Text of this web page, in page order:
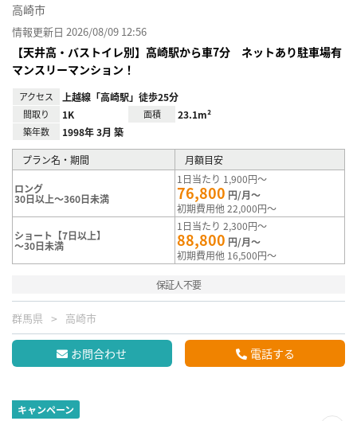
高崎市
情報更新日 2026/08/09 12:56
【天井高・バストイレ別】高崎駅から車7分 ネットあり駐車場有
マンスリーマンション！
アクセス 上越線「高崎駅」徒歩25分
間取り 1K 面積 23.1m²
築年数 1998年 3月 築
プラン名・期間 月額目安
ロング
30日以上～360日未満
1日当たり 1,900円～
76,800 円/月～
初期費用他 22,000円～
ショート【7日以上】
～30日未満
1日当たり 2,300円～
88,800 円/月～
初期費用他 16,500円～
保証人不要
群馬県 高崎市
お問合わせ 電話する
キャンペーン